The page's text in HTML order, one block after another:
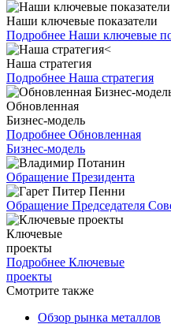
Наши ключевые показатели
Подробнее Наши ключевые
Наша стратегия
Подробнее Наша стратегия
Обновленная
Бизнес-модель
Подробнее Обновленная
Бизнес-модель
Обращение Президента
Обращение Председателя
Ключевые
проекты
Подробнее Ключевые
проекты
Смотрите также
Обзор рынка металлов